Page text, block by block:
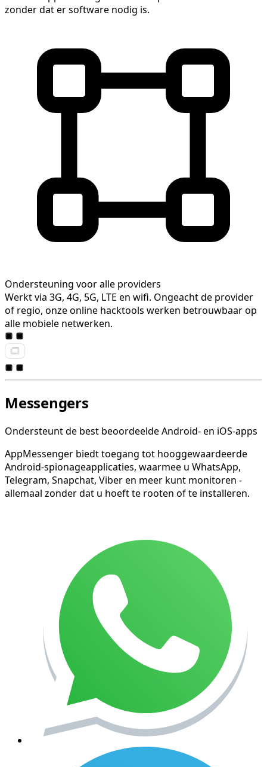
zonder dat er software nodig is.
Ondersteuning voor alle providers
Werkt via 3G, 4G, 5G, LTE en wifi. Ongeacht de provider
of regio, onze online hacktools werken betrouwbaar op
alle mobiele netwerken.
Messengers
Ondersteunt de best beoordeelde Android- en iOS-apps
AppMessenger biedt toegang tot hooggewaardeerde
Android-spionageapplicaties, waarmee u WhatsApp,
Telegram, Snapchat, Viber en meer kunt monitoren -
allemaal zonder dat u hoeft te rooten of te installeren.